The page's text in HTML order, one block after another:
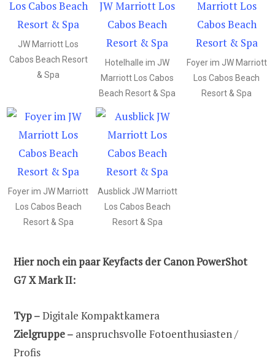
JW Marriott Los
Cabos Beach Resort
& Spa
Hotelhalle im JW
Marriott Los Cabos
Beach Resort & Spa
Foyer im JW Marriott
Los Cabos Beach
Resort & Spa
Foyer im JW Marriott
Los Cabos Beach
Resort & Spa
Ausblick JW Marriott
Los Cabos Beach
Resort & Spa
Hier noch ein paar Keyfacts der Canon PowerShot
G7 X Mark II:
Typ –Digitale Kompaktkamera
Zielgruppe – anspruchsvolle Fotoenthusiasten /
Profis